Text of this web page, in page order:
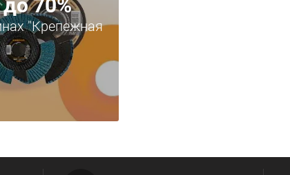
70%
"Крепежная